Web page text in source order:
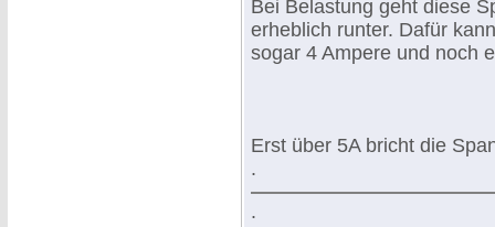
Bei Belastung geht diese
erheblich runter. Dafür
sogar 4 Ampere und noch
Erst über 5A bricht die
.
.